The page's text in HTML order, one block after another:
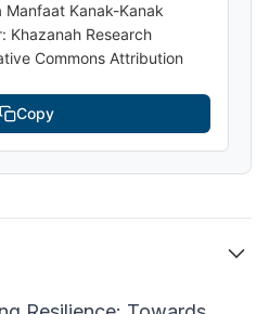
Manfaat Kanak-Kanak
Khazanah Research
Commons Attribution
Copy